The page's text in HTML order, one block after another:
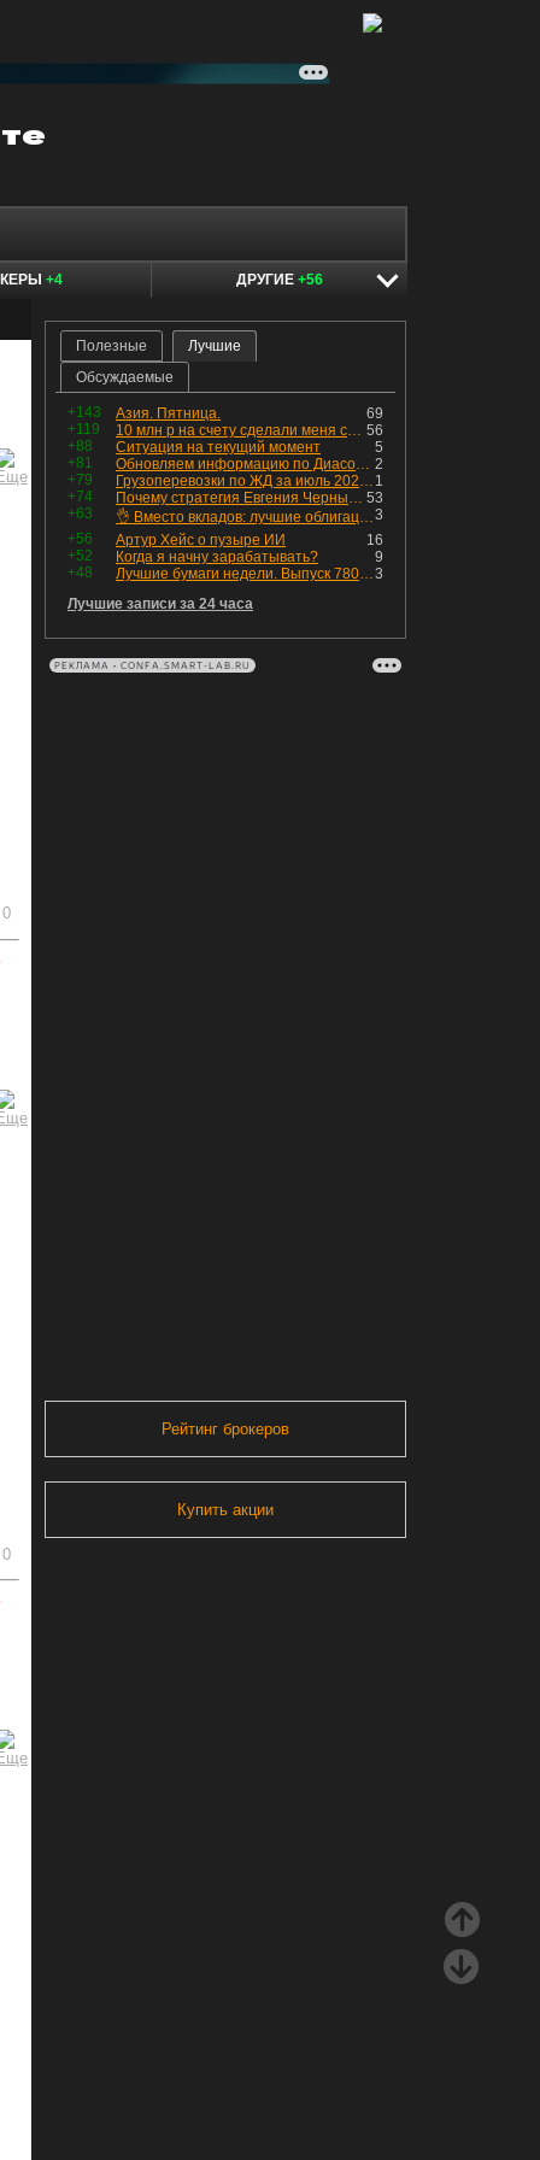
+4 ДРУГИЕ +56
0
0
Полезные
Лучшие
Обсуждаемые
+143 69
Азия. Пятница.
+119
56
10 млн р на счету сделали меня счастливым? Ожидание vs Реальность!
+88
5
Ситуация на текущий момент
+81
2
Обновляем информацию по Диасофту: дивиденды и выкуп
+79
1
Грузоперевозки по ЖД за июль 2026 г. — четвёртый месяц подряд роста, чёрные металлы на уровне прошлого года, а каменный уголь в плюсе.
+74
53
Почему стратегия Евгения Черных приведет вас к убыткам в 2026 году
+63
3
👌 Вместо вкладов: лучшие облигации — только супер надёжные
+56
16
Артур Хейс о пузыре ИИ
+52
9
Когда я начну зарабатывать?
+48
3
Лучшие бумаги недели. Выпуск 780 – обновления для пятницы
Лучшие записи за 24 часа
РЕКЛАМА • CONFA.SMART-LAB.RU
Рейтинг брокеров
Купить акции